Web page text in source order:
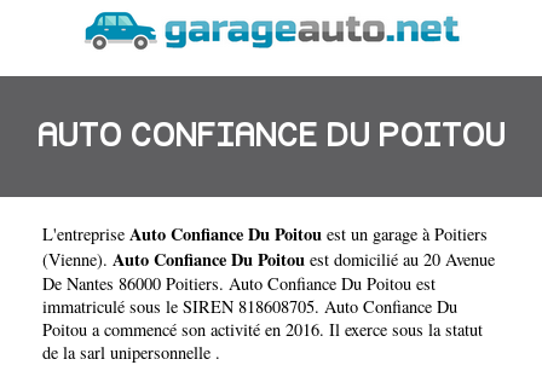
AUTO CONFIANCE DU POITOU
L'entreprise Auto Confiance Du Poitou est un garage à Poitiers
(Vienne). Auto Confiance Du Poitou est domicilié au 20 Avenue
De Nantes 86000 Poitiers. Auto Confiance Du Poitou est
immatriculé sous le SIREN 818608705. Auto Confiance Du
Poitou a commencé son activité en 2016. Il exerce sous la statut
de la sarl unipersonnelle .